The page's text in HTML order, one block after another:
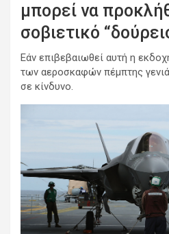
μπορεί να
σοβιετικό
Εάν επιβεβαιωθεί αυτή η
των αεροσκαφών πέμπτης
σε κίνδυνο.